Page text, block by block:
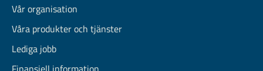
Vår organisation
Våra produkter och tjänster
Lediga jobb